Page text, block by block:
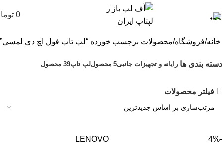
0
خانه فروشگاه محصولات برچسب خورده “لپ تاپ فول اچ دی لمسی”
دسته بندی ها رایانه و تجهیزات جانبی5 محصول لپ تاپ39 محصول
فیلتر محصولات
-4%
LENOVO